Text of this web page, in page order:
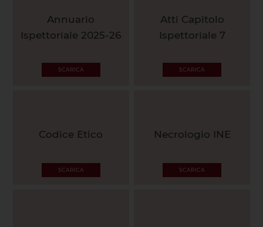
Annuario
Ispettoriale 2025-26
SCARICA
Atti Capitolo
Ispettoriale 7
SCARICA
Codice Etico
SCARICA
Necrologio INE
SCARICA